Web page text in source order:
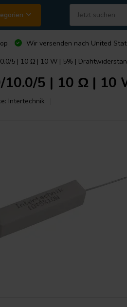
Wir versenden nach United
5 | 10 Ω | 10 W | 5% |
10.0/5 | 10 Ω | 10
Intertechnik